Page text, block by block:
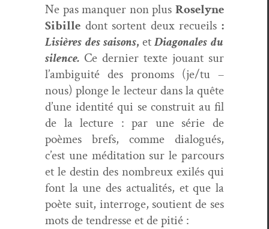
Ne pas man­quer non plus Rose­lyne
Sibille dont sor­tent deux recueils :
Lisières des saisons, et Diag­o­nales du
silence. Ce dernier texte jouant sur
l’am­bi­gu­i­té des pronoms (je/tu –
nous) plonge le lecteur dans la quête
d’une iden­tité qui se con­stru­it au fil
de la lec­ture : par une série de
poèmes brefs, comme dia­logués,
c’est une médi­ta­tion sur le par­cours
et le des­tin des nom­breux exilés qui
font la une des actu­al­ités, et que la
poète suit, inter­roge, sou­tient de ses
mots de ten­dresse et de pitié :